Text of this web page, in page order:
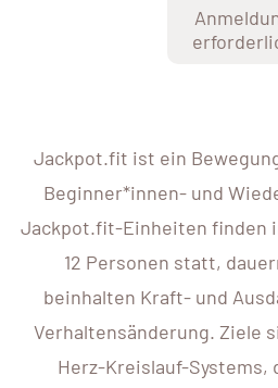
Jackpot.fit ist ein
Beginner*innen- und
Jackpot.fit-Einheiten finden
12 Personen statt,
beinhalten Kraft- und
Verhaltensänderung. Ziele
Herz-Kreislauf-Systems,